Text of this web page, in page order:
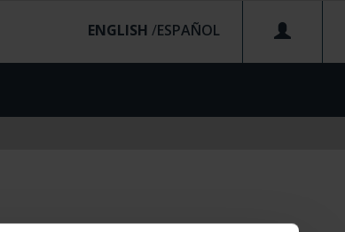
ENGLISH /